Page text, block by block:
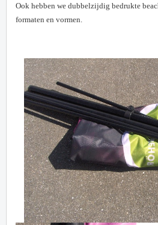
Ook hebben we dubbelzijdig bedrukte
formaten en vormen.